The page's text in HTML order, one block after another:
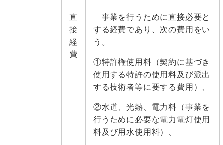
直
接
経
費
事業を行うために直接必要と
する経費であり、次の費用をい
う。
①特許権使用料（契約に基づき
使用する特許の使用料及び派出
する技術者等に要する費用）、
②水道、光熱、電力料（事業を
行うために必要な電力電灯使用
料及び用水使用料）、